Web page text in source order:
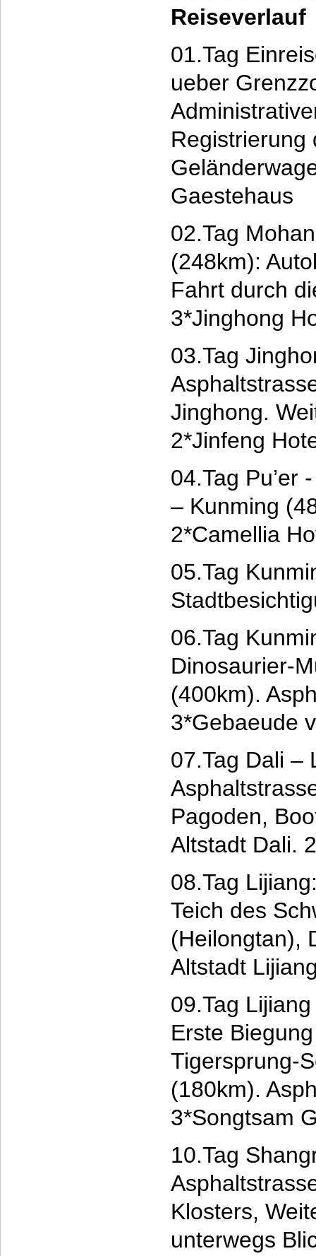
Reiseverlauf
01.Tag
ueber
Registrierung
Gaestehaus
02.Tag
(248km):
Fahrt durch
3*Jinghong
03.Tag
Jinghong.
2*Jinfeng
04.Tag Pu’er
– Kunming
2*Camellia
05.Tag
06.Tag
Dinosaurier-
(400km).
3*Gebaeude
07.Tag Dali –
Pagoden,
Altstadt Dali.
08.Tag
Teich des
(Heilongtan),
Altstadt
09.Tag
Erste
Tigersprung-
(180km).
3*Songtsam
10.Tag
Klosters,
unterwegs